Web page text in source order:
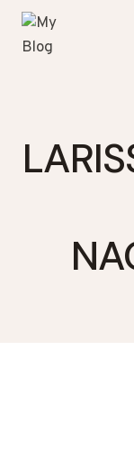
Zum
Inhalt
springen